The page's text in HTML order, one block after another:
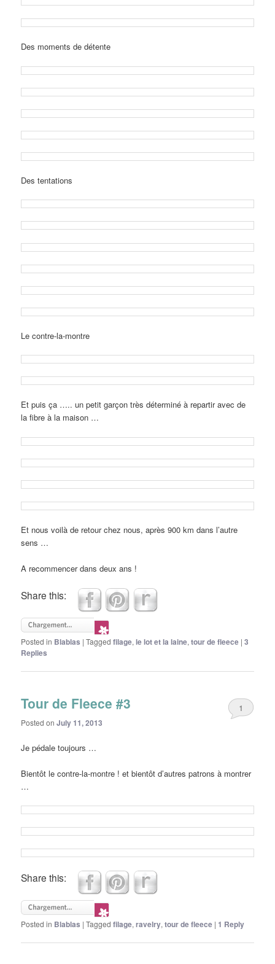
Des moments de détente
Des tentations
Le contre-la-montre
Et puis ça ….. un petit garçon très déterminé à repartir avec de
la fibre à la maison …
Et nous voilà de retour chez nous, après 900 km dans l’autre
sens …
A recommencer dans deux ans !
Share this:
Posted in Blablas |Tagged filage,le lot et la laine,tour de fleece |3
Replies
Tour de Fleece #3
Posted onJuly 11, 2013
1
Je pédale toujours …
Bientôt le contre-la-montre ! et bientôt d’autres patrons à montrer
…
Share this:
Posted in Blablas |Tagged filage,ravelry,tour de fleece | 1 Reply